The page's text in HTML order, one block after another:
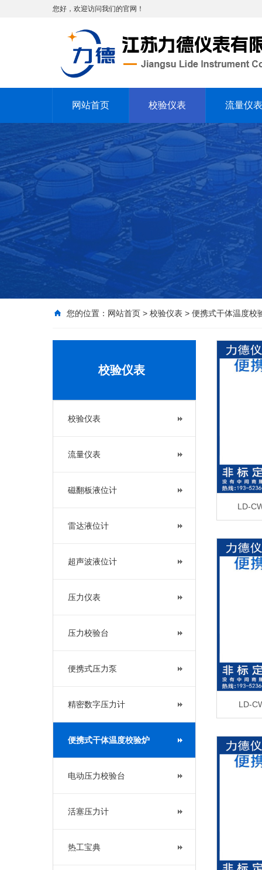
您好，欢迎访问我们的官网！
网站首页 校验仪表 流量仪表
您的位置： 网站首页 > 校验仪表 > 便携式干体温度校
校验仪表
校验仪表
流量仪表
磁翻板液位计
雷达液位计
超声波液位计
压力仪表
压力校验台
便携式压力泵
精密数字压力计
便携式干体温度校验炉
电动压力校验台
活塞压力计
热工宝典
LD-
LD-